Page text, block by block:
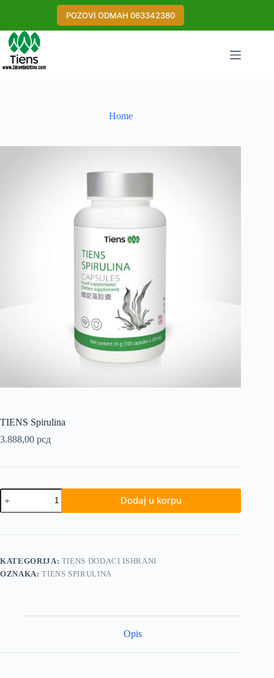
POZOVI ODMAH 063342380
Home
TIENS Spirulina
3.888,00 рсд
TIENS
Spirulina
količina
Dodaj u korpu
KATEGORIJA: TIENS DODACI ISHRANI
OZNAKA:TIENS SPIRULINA
Opis